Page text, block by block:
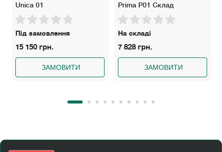
Unica 01
Під замовлення
15 150 грн.
ЗАМОВИТИ
Prima P01 Склад
На складі
7 828 грн.
ЗАМОВИТИ